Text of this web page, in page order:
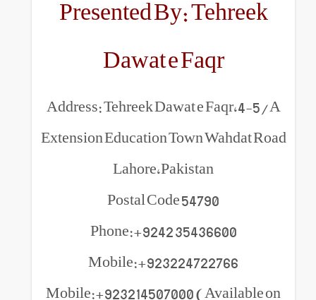
Presented By:
Dawat e
Address: Tehreek Dawat e
Extension Education Town
Lahore,Pakistan
Postal Code 54790
Phone:+9242
Mobile:+923214507000